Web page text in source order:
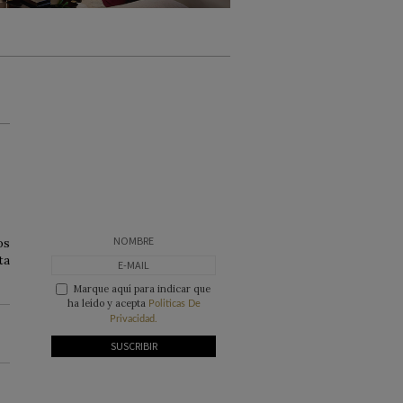
Marque aquí para indicar que
ha leído y acepta Politicas De
Privacidad.